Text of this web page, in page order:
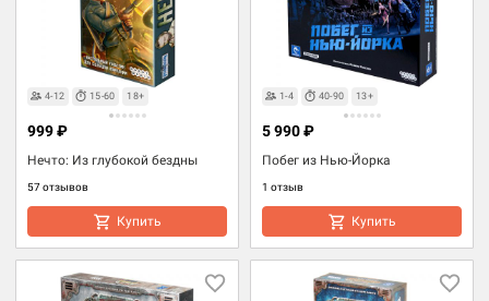
4-12 15-60 18+
Нечто: Из глубокой бездны
57 отзывов
999 ₽
Купить
1-4 40-90 13+
Побег из Нью-Йорка
1 отзыв
5 990 ₽
Купить